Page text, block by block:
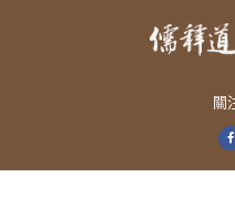
關